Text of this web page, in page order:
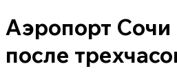
Аэропорт Сочи
после